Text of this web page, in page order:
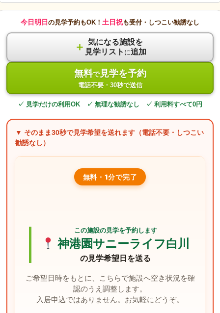
今日明日 の見学予約もOK！ 土日祝も受付・しつこい勧誘なし
＋ 気になる施設を
見学リスト に追加
無料で見学を予約
電話不要・30秒で送信
✓ 見学だけの利用OK ✓ 無理な勧誘なし ✓ 利用料すべて0円
▼ そのまま30秒で見学希望を送れます（電話不要・しつこい
勧誘なし）
無料・1分で完了
この施設の見学を予約します
神港園サニーライフ白川
の見学希望日を送る
ご希望日時をもとに、こちらで施設へ空き状況を確
認のうえ調整します。
入居申込ではありません。お気軽にどうぞ。